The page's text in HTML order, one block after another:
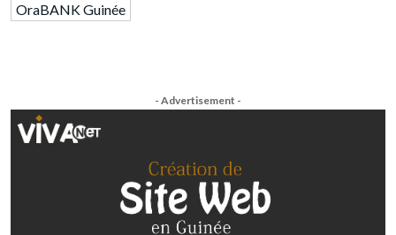
OraBANK Guinée
- Advertisement -